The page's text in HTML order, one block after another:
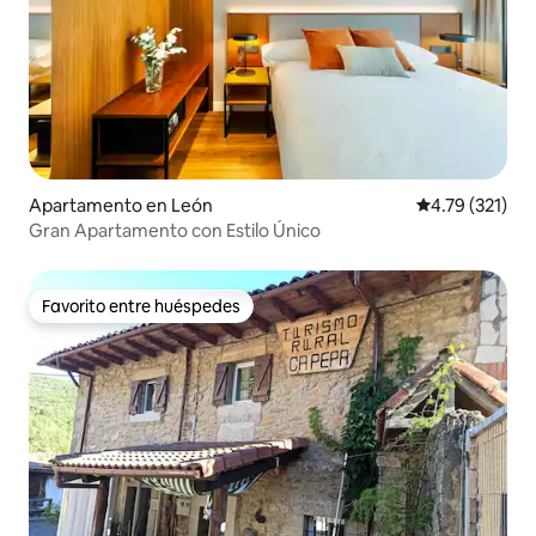
Apartamento en León Calificación
4.79 (321)
Gran Apartamento con Estilo Único
Favorito entre huéspedes
Favorito entre huéspedes